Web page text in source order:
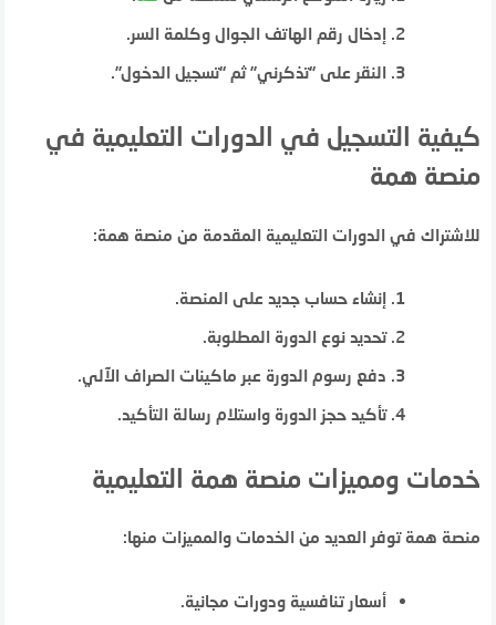
إدخال رقم الهاتف الجوال وكلمة السر.
النقر على “تذكرني” ثم “تسجيل الدخول”.
كيفية التسجيل في الدورات التعليمية في
منصة همة
للاشتراك في الدورات التعليمية المقدمة من منصة همة:
إنشاء حساب جديد على المنصة.
تحديد نوع الدورة المطلوبة.
دفع رسوم الدورة عبر ماكينات الصراف الآلي.
تأكيد حجز الدورة واستلام رسالة التأكيد.
خدمات ومميزات منصة همة التعليمية
منصة همة توفر العديد من الخدمات والمميزات منها:
أسعار تنافسية ودورات مجانية.